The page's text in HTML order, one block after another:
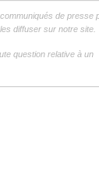
de presse
diffuser sur notre site.
question relative à un